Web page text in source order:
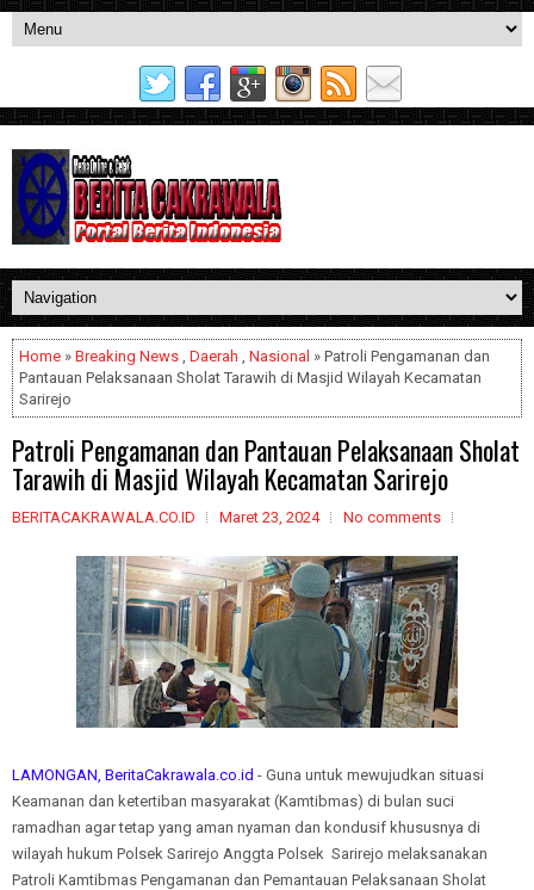
Home » Breaking News , Daerah , Nasional » Patroli Pengamanan dan
Pantauan Pelaksanaan Sholat Tarawih di Masjid Wilayah Kecamatan
Sarirejo
Patroli Pengamanan dan Pantauan Pelaksanaan Sholat
Tarawih di Masjid Wilayah Kecamatan Sarirejo
BERITACAKRAWALA.CO.ID Maret 23, 2024 No comments
LAMONGAN, BeritaCakrawala.co.id - Guna untuk mewujudkan situasi
Keamanan dan ketertiban masyarakat (Kamtibmas) di bulan suci
ramadhan agar tetap yang aman nyaman dan kondusif khususnya di
wilayah hukum Polsek Sarirejo Anggta Polsek Sarirejo melaksanakan
Patroli Kamtibmas Pengamanan dan Pemantauan Pelaksanaan Sholat